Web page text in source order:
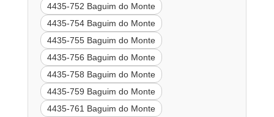
4435-752 Baguim do Monte
4435-754 Baguim do Monte
4435-755 Baguim do Monte
4435-756 Baguim do Monte
4435-758 Baguim do Monte
4435-759 Baguim do Monte
4435-761 Baguim do Monte